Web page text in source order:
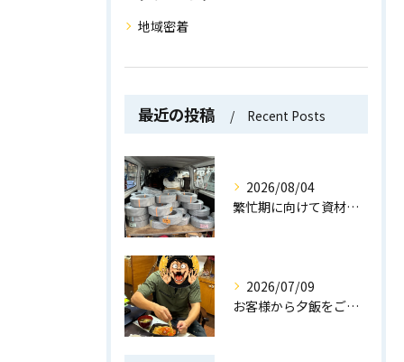
地域密着
最近の投稿 Recent Posts
2026/08/04
繁忙期に向けて資材を大量補充！万全の体制でお客様をお待ちしています！
2026/07/09
お客様から夕飯をご馳走いただきました！